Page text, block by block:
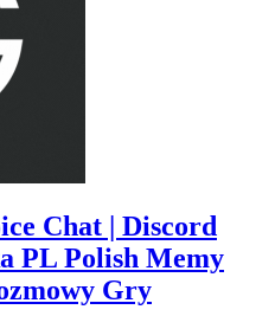
Chat | Discord
PL Polish Memy
Gry